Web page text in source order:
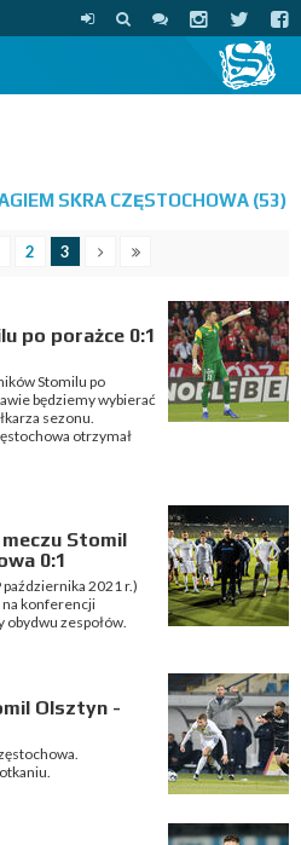
SKRA CZĘSTOCHOWA (53)
2 3
po porażce 0:1
Stomilu po
będziemy wybierać
sezonu.
otrzymał
Stomil
0:1
2021 r.)
na konferencji
zespołów.
Olsztyn -